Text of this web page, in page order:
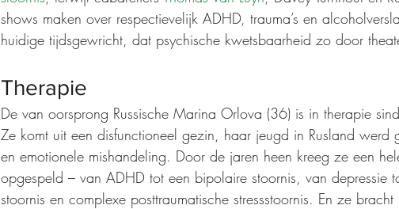
shows maken over respectievelijk ADHD, trauma’s en
huidige tijdsgewricht, dat psychische kwetsbaarheid zo door
Therapie
De van oorsprong Russische Marina Orlova (36) is in therapie
Ze komt uit een disfunctioneel gezin, haar jeugd in Rusland werd
en emotionele mishandeling. Door de jaren heen kreeg ze een
opgespeld – van ADHD tot een bipolaire stoornis, van depressie
stoornis en complexe posttraumatische stressstoornis. En ze